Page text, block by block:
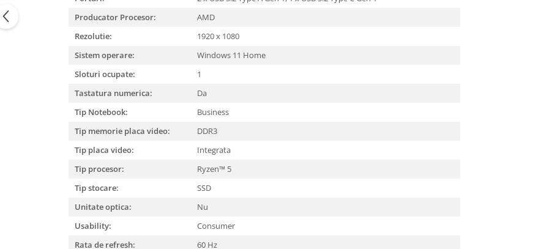
Producator Procesor:
AMD
Rezolutie:
1920 x 1080
Sistem operare:
Windows 11 Home
Sloturi ocupate:
1
Tastatura numerica:
Da
Tip Notebook:
Business
Tip memorie placa video:
DDR3
Tip placa video:
Integrata
Tip procesor:
Ryzen™ 5
Tip stocare:
SSD
Unitate optica:
Nu
Usability:
Consumer
Rata de refresh:
60 Hz